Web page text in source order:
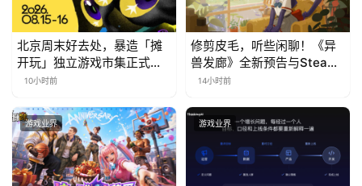
北京周末好去处，暴造「摊
开玩」独立游戏市集正式开
票！
10小时前
修剪皮毛，听些闲聊！《异
兽发廊》全新预告与Steam
免费试玩公开
14小时前
游戏业界 游戏业界